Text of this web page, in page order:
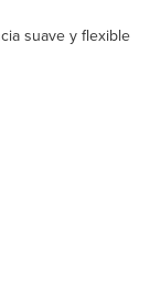
suave y flexible